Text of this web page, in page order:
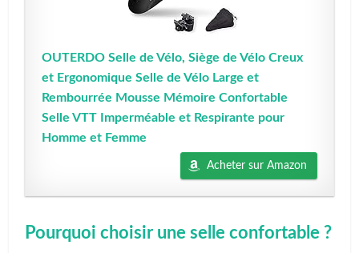
OUTERDO Selle de Vélo, Siège de Vélo Creux
et Ergonomique Selle de Vélo Large et
Rembourrée Mousse Mémoire Confortable
Selle VTT Imperméable et Respirante pour
Homme et Femme
Acheter sur Amazon
Pourquoi choisir une selle confortable ?